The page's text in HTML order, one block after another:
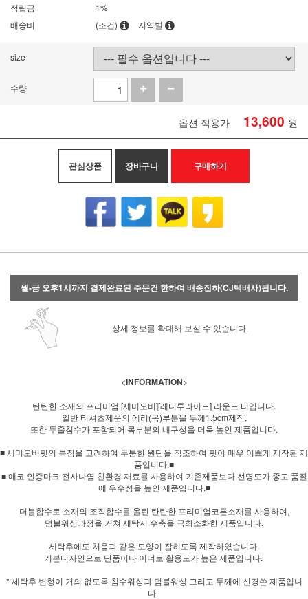
적립금
1%
배송비
(조건) 지역별
size
수량
옵션 적용가 13,600 원
관심상품 장바구니 구매하기
월-금 오후1시까지 결제완료된 주문건 한하여 배송집하(CJ택배사)됩니다.
상세 정보를 확대해 보실 수 있습니다.
<INFORMATION>
탄탄한 소재의 프리미엄 [세미오버][레디투라이드] 라운드 티입니다.
일반 티셔츠제품의 에리(목)부분을 두께1.5cm제작,
또한 두줄침수가 포함되어 목부분의 내구성을 더욱 높인 제품입니다.
■ 세미오버핏의 특징을 고려하여 두툼한 원단을 직조하여 핏이 매우 이쁘게 제작된 제
품입니다.■
■ 애코 인증마크 전사나염 친환경 재료를 사용하여 기존제품보다 선명도가 좋고 품질
에 우수성을 높인 제품입니다.■
더블합수로 소재의 조직합수를 올린 탄탄한 프리미엄코튼소재를 사용하여,
덤블워싱과정을 거쳐 세탁시 수축을 극최소화한 제품입니다.
세탁후에도 처음과 같은 모양이 잡히도록 제작하였습니다.
기본디자인으로 단품이나 이너로 활용도가 높은 제품입니다.
* 세탁후 변형이 거의 없도록 침수워싱과 덤블워싱 그리고 두께에 신경쓴 제품입니
다.